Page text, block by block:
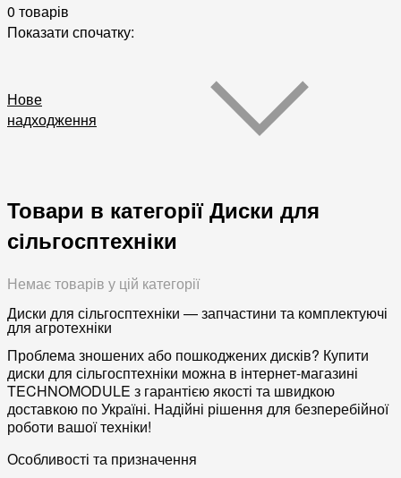
0 товарів
Показати спочатку:
Нове
надходження
Товари в категорії Диски для
сільгосптехніки
Немає товарів у цій категорії
Диски для сільгосптехніки — запчастини та комплектуючі
для агротехніки
Проблема зношених або пошкоджених дисків? Купити
диски для сільгосптехніки можна в інтернет-магазині
TECHNOMODULE з гарантією якості та швидкою
доставкою по Україні. Надійні рішення для безперебійної
роботи вашої техніки!
Особливості та призначення